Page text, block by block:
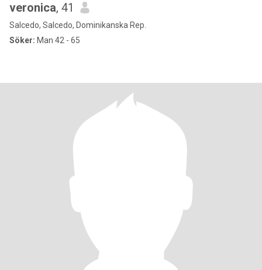
veronica, 41
Salcedo, Salcedo, Dominikanska Rep.
Söker: Man 42 - 65